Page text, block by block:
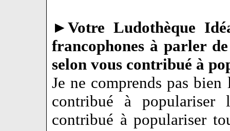
►Votre Ludothèque
francophones à parler
selon vous contribué à
Je ne comprends pas
contribué à
contribué à populariser